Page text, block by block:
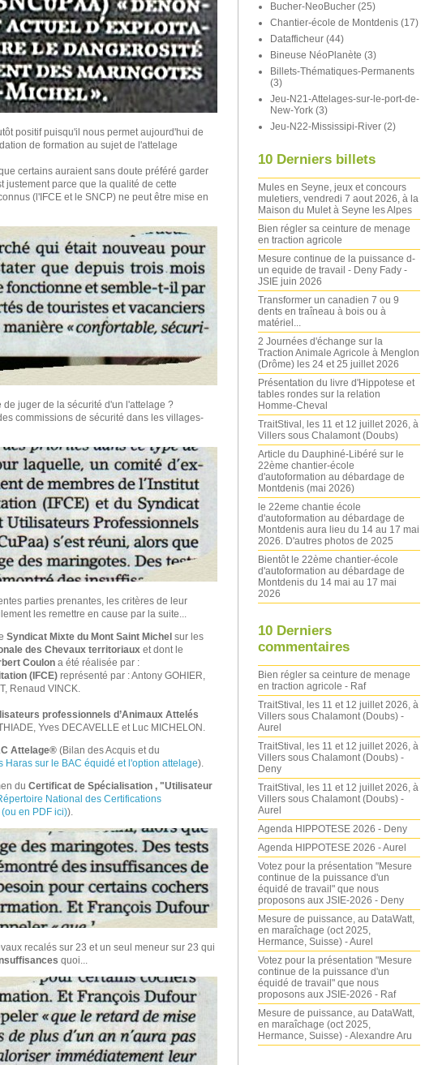
positif puisqu'il nous permet aujourd'hui de
de formation au sujet de l'attelage
certains auraient sans doute préféré garder
justement parce que la qualité de cette
(l'IFCE et le SNCP) ne peut être mise en
juger de la sécurité d'un l'attelage ?
commissions de sécurité dans les villages-
parties prenantes, les critères de leur
les remettre en cause par la suite...
Syndicat Mixte du Mont Saint Michel sur les
des Chevaux territoriaux et dont le
Coulon a été réalisée par :
(IFCE) représenté par : Antony GOHIER,
Renaud VINCK.
professionnels d’Animaux Attelés
Yves DECAVELLE et Luc MICHELON.
Attelage® (Bilan des Acquis et du
Haras sur le BAC équidé et l'option attelage).
du Certificat de Spécialisation , "Utilisateur
National des Certifications
(ou en PDF ici)).
recalés sur 23 et un seul meneur sur 23 qui
quoi...
Bucher-NeoBucher (25)
Chantier-école de Montdenis (17)
Datafficheur (44)
Bineuse NéoPlanète (3)
Billets-Thématiques-Permanents
(3)
Jeu-N21-Attelages-sur-le-port-de-
New-York (3)
Jeu-N22-Mississipi-River (2)
10 Derniers billets
Mules en Seyne, jeux et concours
muletiers, vendredi 7 aout 2026, à la
Maison du Mulet à Seyne les Alpes
Bien régler sa ceinture de menage
en traction agricole
Mesure continue de la puissance d-
un equide de travail - Deny Fady -
JSIE juin 2026
Transformer un canadien 7 ou 9
dents en traîneau à bois ou à
matériel...
2 Journées d'échange sur la
Traction Animale Agricole à Menglon
(Drôme) les 24 et 25 juillet 2026
Présentation du livre d'Hippotese et
tables rondes sur la relation
Homme-Cheval
TraitStival, les 11 et 12 juillet 2026, à
Villers sous Chalamont (Doubs)
Article du Dauphiné-Libéré sur le
22ème chantier-école
d'autoformation au débardage de
Montdenis (mai 2026)
le 22eme chantie école
d'autoformation au débardage de
Montdenis aura lieu du 14 au 17 mai
2026. D'autres photos de 2025
Bientôt le 22ème chantier-école
d'autoformation au débardage de
Montdenis du 14 mai au 17 mai
2026
10 Derniers
commentaires
Bien régler sa ceinture de menage
en traction agricole - Raf
TraitStival, les 11 et 12 juillet 2026, à
Villers sous Chalamont (Doubs) -
Aurel
TraitStival, les 11 et 12 juillet 2026, à
Villers sous Chalamont (Doubs) -
Deny
TraitStival, les 11 et 12 juillet 2026, à
Villers sous Chalamont (Doubs) -
Aurel
Agenda HIPPOTESE 2026 - Deny
Agenda HIPPOTESE 2026 - Aurel
Votez pour la présentation "Mesure
continue de la puissance d'un
équidé de travail" que nous
proposons aux JSIE-2026 - Deny
Mesure de puissance, au DataWatt,
en maraîchage (oct 2025,
Hermance, Suisse) - Aurel
Votez pour la présentation "Mesure
continue de la puissance d'un
équidé de travail" que nous
proposons aux JSIE-2026 - Raf
Mesure de puissance, au DataWatt,
en maraîchage (oct 2025,
Hermance, Suisse) - Alexandre Aru